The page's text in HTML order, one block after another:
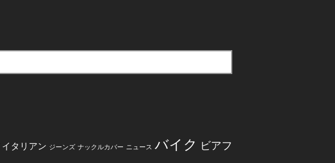
イタリアン ジーンズ ナックルカバー ニュース バイク ビアフ